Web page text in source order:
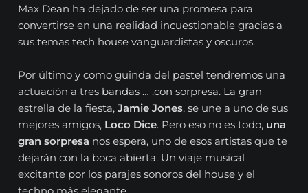
Max Dean ha dejado de ser una promesa para
convertirse en una realidad incuestionable gracias a
sus temas tech house vanguardistas y oscuros.
Por último y como guinda del pastel tendremos una
actuación a tres bandas … .con sorpresa. La gran
estrella de la fiesta,Jamie Jones, se une a uno de sus
mejores amigos, Loco Dice. Pero eso no es todo, una
gran sorpresa nos espera, uno de esos artistas que te
dejarán con la boca abierta. Un viaje musical
excitante por los parajes sonoros del house y el